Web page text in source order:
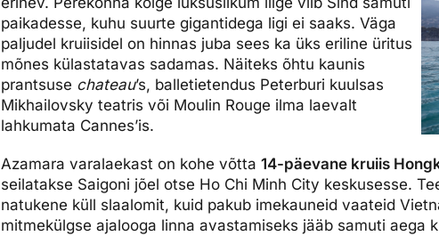
paikadesse, kuhu suurte gigantidega ligi ei saaks. Väga
paljudel kruiisidel on hinnas juba sees ka üks eriline üritus
mõnes külastatavas sadamas. Näiteks õhtu kaunis
prantsuse chateau’s, balletietendus Peterburi kuulsas
Mikhailovsky teatris või Moulin Rouge ilma laevalt
lahkumata Cannes’is.
Azamara varalaekast on kohe võtta 14-päevane kruiis
seilatakse Saigoni jõel otse Ho Chi Minh City keskusesse.
natukene küll slaalomit, kuid pakub imekauneid vaateid
mitmekülgse ajalooga linna avastamiseks jääb samuti aega